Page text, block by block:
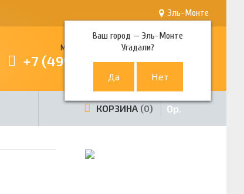
Эль-Монте
Ваш город —Эль-Монте
Угадали?
Многоканальный телефон
+7 (499) 380-80-80
КОРЗИНА 0 0р.